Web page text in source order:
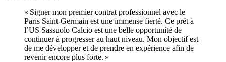
« Signer mon premier contrat professionnel avec le
Paris Saint‑Germain est une immense fierté. Ce prêt à
l’US Sassuolo Calcio est une belle opportunité de
continuer à progresser au haut niveau. Mon objectif est
de me développer et de prendre en expérience afin de
revenir encore plus forte. »